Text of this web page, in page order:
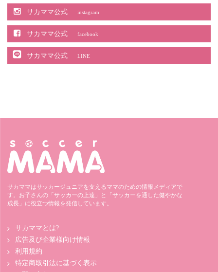
サカママ公式 instagram
サカママ公式 facebook
サカママ公式 LINE
サカママはサッカージュニアを支えるママのための情報メディアで
す。お子さんの「サッカーの上達」と「サッカーを通した健やかな
成長」に役立つ情報を発信しています。
サカママとは?
広告及び企業様向け情報
利用規約
特定商取引法に基づく表示